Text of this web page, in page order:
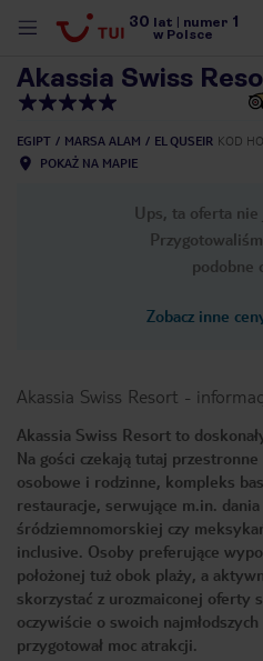
30 lat numer 1
w Polsce
Akassia Swiss
EGIPT MARSA ALAM EL QUSEIR KOD
POKAŻ NA MAPIE
Ups, ta oferta nie
podobne
Zobacz inne
Akassia Swiss Resort -
Akassia Swiss Resort to
Na gości czekają tutaj
osobowe i rodzinne, kompleks
restauracje, serwujące m.in.
śródziemnomorskiej czy
inclusive. Osoby preferujące
położonej tuż obok plaży, a
skorzystać z urozmaiconej oferty
oczywiście o swoich
przygotował moc atrakcji.